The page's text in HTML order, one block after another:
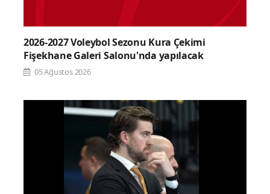
2026-2027 Voleybol Sezonu Kura Çekimi
Fişekhane Galeri Salonu'nda yapılacak
05 Ağustos 2026